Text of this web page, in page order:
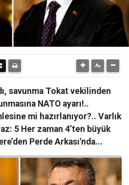
savunma Tokat vekilinden
NATO ayarı!..
mi hazırlanıyor?.. Varlık
5 Her zaman 4’ten büyük
Perde Arkası'nda...